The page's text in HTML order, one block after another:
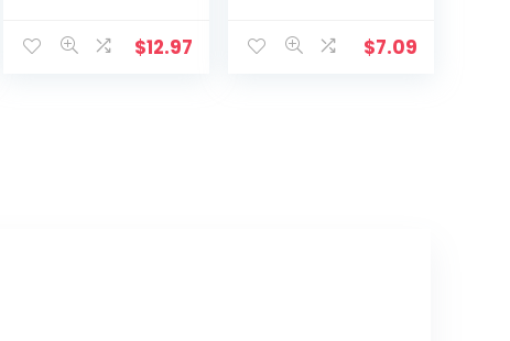
decoratie
$12.97
Leben Von
$7.09